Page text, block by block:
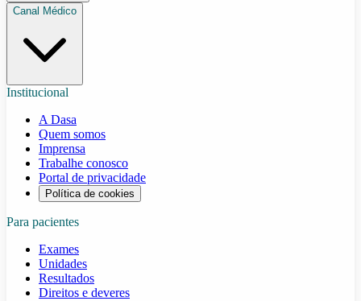
Canal Médico
Institucional
A Dasa
Quem somos
Imprensa
Trabalhe conosco
Portal de privacidade
Política de cookies
Para pacientes
Exames
Unidades
Resultados
Direitos e deveres